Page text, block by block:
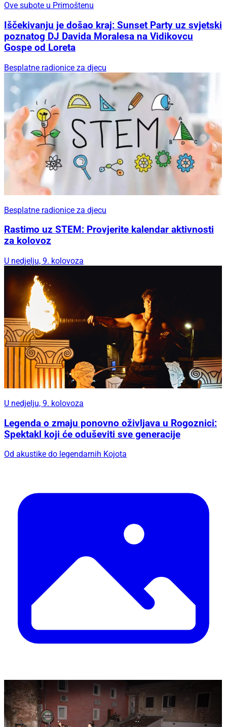
Ove subote u Primoštenu
Iščekivanju je došao kraj: Sunset Party uz svjetski
poznatog DJ Davida Moralesa na Vidikovcu
Gospe od Loreta
Besplatne radionice za djecu
Besplatne radionice za djecu
Rastimo uz STEM: Provjerite kalendar aktivnosti
za kolovoz
U nedjelju, 9. kolovoza
U nedjelju, 9. kolovoza
Legenda o zmaju ponovno oživljava u Rogoznici:
Spektakl koji će oduševiti sve generacije
Od akustike do legendarnih Kojota